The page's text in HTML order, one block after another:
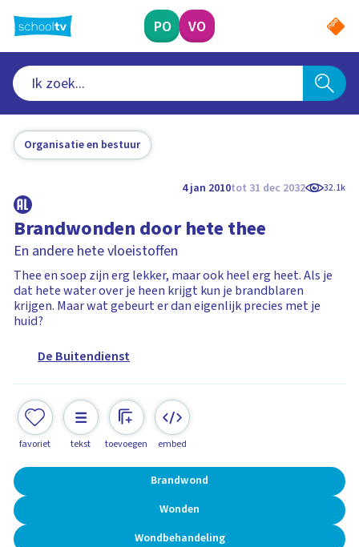
naar
hoofdinhoud
PO VO
Organisatie en bestuur
4 jan 2010tot 31 dec 2032 32.1k
Brandwonden door hete thee
En andere hete vloeistoffen
Thee en soep zijn erg lekker, maar ook heel erg heet. Als je
dat hete water over je heen krijgt kun je brandblaren
krijgen. Maar wat gebeurt er dan eigenlijk precies met je
huid?
De Buitendienst
favoriet tekst toevoegen embed
Brandwond
Wonden
Wondbehandeling